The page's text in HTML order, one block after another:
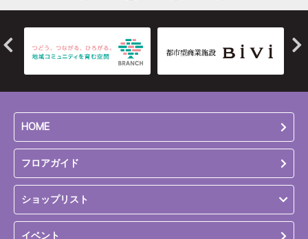
HOME
フロアガイド
ショップリスト
イベント